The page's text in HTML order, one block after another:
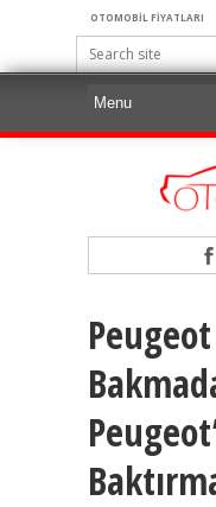
OTOMOBİL FİYATLARI